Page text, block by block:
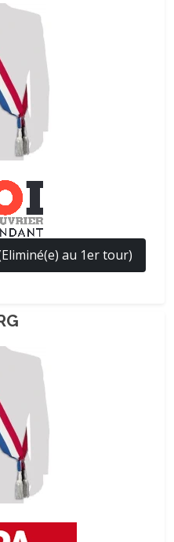
au 1er tour)